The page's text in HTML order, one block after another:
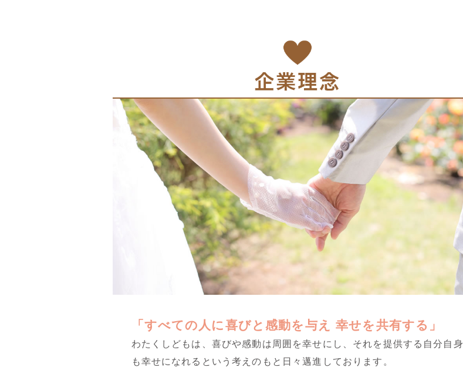
「すべての人に喜びと感動を与え 幸せを共有する」
わたくしどもは、喜びや感動は周囲を幸せにし、それを提供する自分自身
も幸せになれるという考えのもと日々邁進しております。